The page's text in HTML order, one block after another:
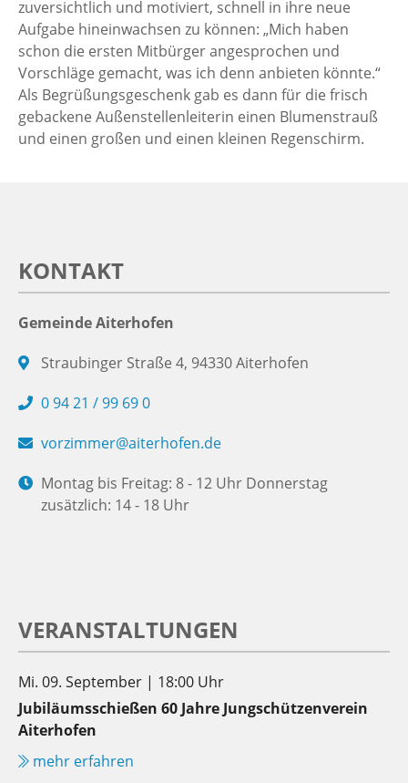
zuversichtlich und motiviert, schnell in ihre neue
Aufgabe hineinwachsen zu können: „Mich haben
schon die ersten Mitbürger angesprochen und
Vorschläge gemacht, was ich denn anbieten könnte.“
Als Begrüßungsgeschenk gab es dann für die frisch
gebackene Außenstellenleiterin einen Blumenstrauß
und einen großen und einen kleinen Regenschirm.
KONTAKT
Gemeinde Aiterhofen
Straubinger Straße 4, 94330 Aiterhofen
0 94 21 / 99 69 0
vorzimmer@aiterhofen.de
Montag bis Freitag: 8 - 12 Uhr Donnerstag
zusätzlich: 14 - 18 Uhr
VERANSTALTUNGEN
Mi. 09. September | 18:00 Uhr
Jubiläumsschießen 60 Jahre Jungschützenverein
Aiterhofen
mehr erfahren